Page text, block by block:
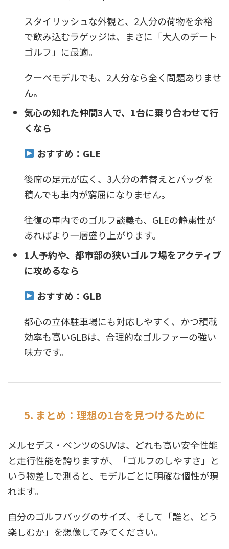
スタイリッシュな外観と、2人分の荷物を余裕
で飲み込むラゲッジは、まさに「大人のデート
ゴルフ」に最適。
クーペモデルでも、2人分なら全く問題ありませ
ん。
気心の知れた仲間3人で、1台に乗り合わせて行
くなら
おすすめ：GLE
後席の足元が広く、3人分の着替えとバッグを
積んでも車内が窮屈になりません。
往復の車内でのゴルフ談義も、GLEの静粛性が
あればより一層盛り上がります。
1人予約や、都市部の狭いゴルフ場をアクティブ
に攻めるなら
おすすめ：GLB
都心の立体駐車場にも対応しやすく、かつ積載
効率も高いGLBは、合理的なゴルファーの強い
味方です。
5. まとめ：理想の1台を見つけるために
メルセデス・ベンツのSUVは、どれも高い安全性能
と走行性能を誇りますが、「ゴルフのしやすさ」と
いう物差しで測ると、モデルごとに明確な個性が現
れます。
自分のゴルフバッグのサイズ、そして「誰と、どう
楽しむか」を想像してみてください。